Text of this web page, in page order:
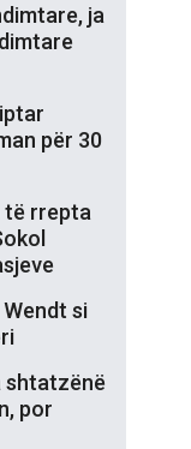
ja
për 30
të rrepta
si
shtatzënë
por